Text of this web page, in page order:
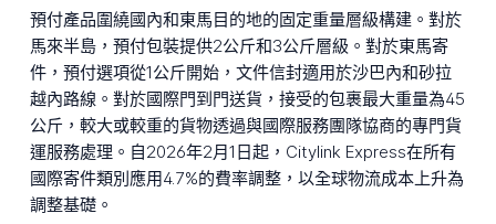
預付產品圍繞國內和東馬目的地的固定重量層級構建。對於
馬來半島，預付包裝提供2公斤和3公斤層級。對於東馬寄
件，預付選項從1公斤開始，文件信封適用於沙巴內和砂拉
越內路線。對於國際門到門送貨，接受的包裹最大重量為45
公斤，較大或較重的貨物透過與國際服務團隊協商的專門貨
運服務處理。自2026年2月1日起，Citylink Express在所有
國際寄件類別應用4.7%的費率調整，以全球物流成本上升為
調整基礎。